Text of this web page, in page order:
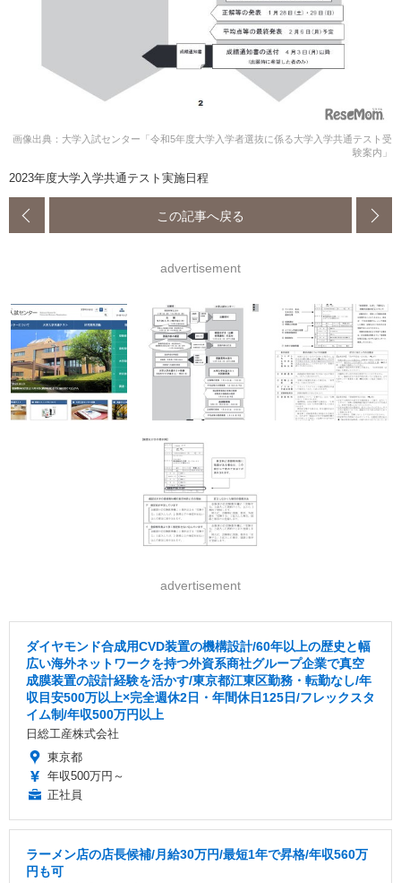
画像出典：大学入試センター「令和5年度大学入学者選抜に係る大学入学共通テスト受
験案内」
2023年度大学入学共通テスト実施日程
この記事へ戻る
advertisement
advertisement
ダイヤモンド合成用CVD装置の機構設計/60年以上の歴史と幅
広い海外ネットワークを持つ外資系商社グループ企業で真空
成膜装置の設計経験を活かす/東京都江東区勤務・転勤なし/年
収目安500万以上×完全週休2日・年間休日125日/フレックスタ
イム制/年収500万円以上
日総工産株式会社
東京都
年収500万円～
正社員
ラーメン店の店長候補/月給30万円/最短1年で昇格/年収560万
円も可